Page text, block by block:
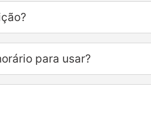
para usar?